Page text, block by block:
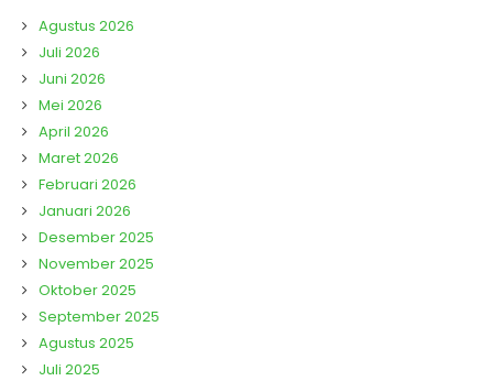
Agustus 2026
Juli 2026
Juni 2026
Mei 2026
April 2026
Maret 2026
Februari 2026
Januari 2026
Desember 2025
November 2025
Oktober 2025
September 2025
Agustus 2025
Juli 2025